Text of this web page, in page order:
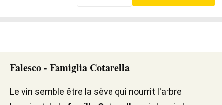
Falesco - Famiglia Cotarella
Le vin semble être la sève qui nourrit l'arbre